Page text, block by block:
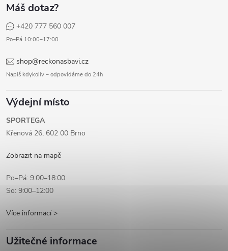
Máš dotaz?
+420 777 560 007
Po–Pá 10:00–17:00
shop@reckonasbavi.cz
Napiš kdykoliv – odpovídáme do 24h
Výdejní místo
SPORTEGA
Křenová 26, 602 00 Brno
Zobrazit na mapě
Po–Pá: 9:00–18:00
So: 9:00–12:00
Více informací >
Užitečné informace